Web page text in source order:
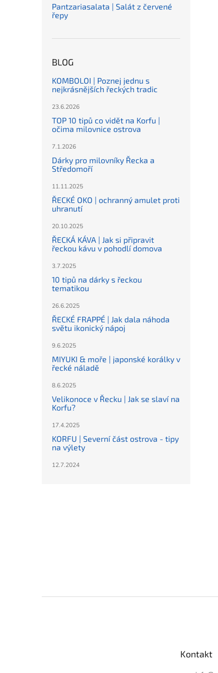
Pantzariasalata | Salát z červené
řepy
BLOG
KOMBOLOI | Poznej jednu s
nejkrásnějších řeckých tradic
23.6.2026
TOP 10 tipů co vidět na Korfu |
očima milovnice ostrova
7.1.2026
Dárky pro milovníky Řecka a
Středomoří
11.11.2025
ŘECKÉ OKO | ochranný amulet proti
uhranutí
20.10.2025
ŘECKÁ KÁVA | Jak si připravit
řeckou kávu v pohodlí domova
3.7.2025
10 tipů na dárky s řeckou
tematikou
26.6.2025
ŘECKÉ FRAPPÉ | Jak dala náhoda
světu ikonický nápoj
9.6.2025
MIYUKI & moře | japonské korálky v
řecké náladě
8.6.2025
Velikonoce v Řecku | Jak se slaví na
Korfu?
17.4.2025
KORFU | Severní část ostrova - tipy
na výlety
12.7.2024
Kontakt